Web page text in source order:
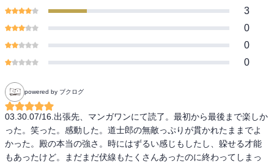
3
0
0
0
powered by ブクログ
03.30.07/16.出張先、マンガワンにて読了。最初から最後まで楽しか
った。笑った。感動した。道士郎の無敵っぷりが貫かれたままでよ
かった。殿の本当の強さ。時にはずるい感じもしたし、躱せる才能
もあったけど。まだまだ伏線もたくさんあったのに終わってしまっ